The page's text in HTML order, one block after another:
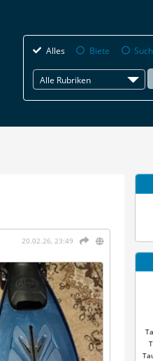
Alles Biete
Alle Rubriken
20.02.26, 23:49